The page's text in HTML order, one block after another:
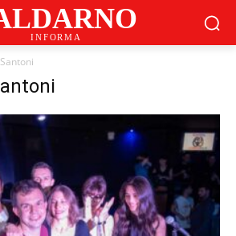
INFORMA